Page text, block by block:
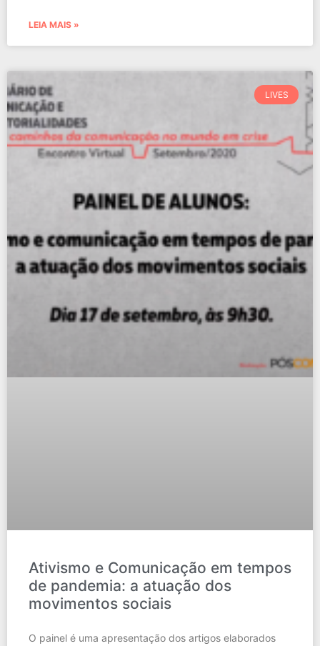
LEIA MAIS »
LIVES
Ativismo e Comunicação em tempos
de pandemia: a atuação dos
movimentos sociais
O painel é uma apresentação dos artigos elaborados